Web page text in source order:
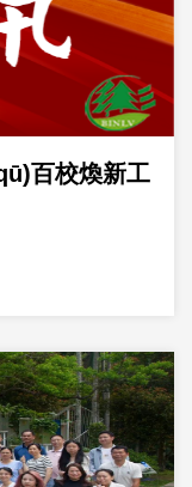
百校煥新工